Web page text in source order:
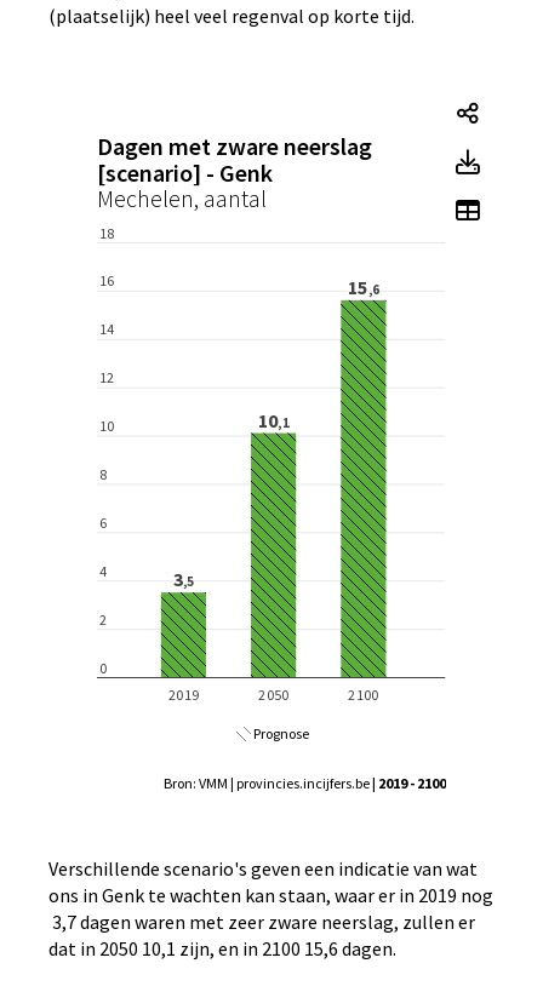
(plaatselijk) heel veel regenval op korte tijd.
Dagen met zware neerslag
[scenario] - Genk
Mechelen, aantal
Prognose
Bron: VMM | provincies.incijfers.be| 2019 - 2100
Toon
Verschillende scenario's geven een indicatie van wat
ons in Genk te wachten kan staan, waar er in 2019 nog
3,7 dagen waren met zeer zware neerslag, zullen er
dat in 2050 10,1 zijn, en in 2100 15,6 dagen.